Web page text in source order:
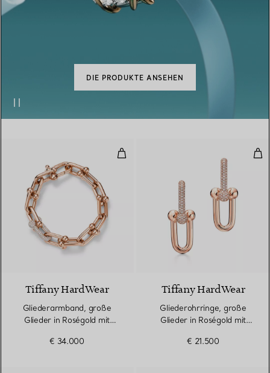
DIE PRODUKTE ANSEHEN
Gliederarmband, große Glieder
3 Materialien
Tiffany HardWear
Gliederarmband, große
Glieder in Roségold mit
€ 34.000
Tiffany HardWear
Gliederohrringe, große
Glieder in Roségold mit
€ 21.500